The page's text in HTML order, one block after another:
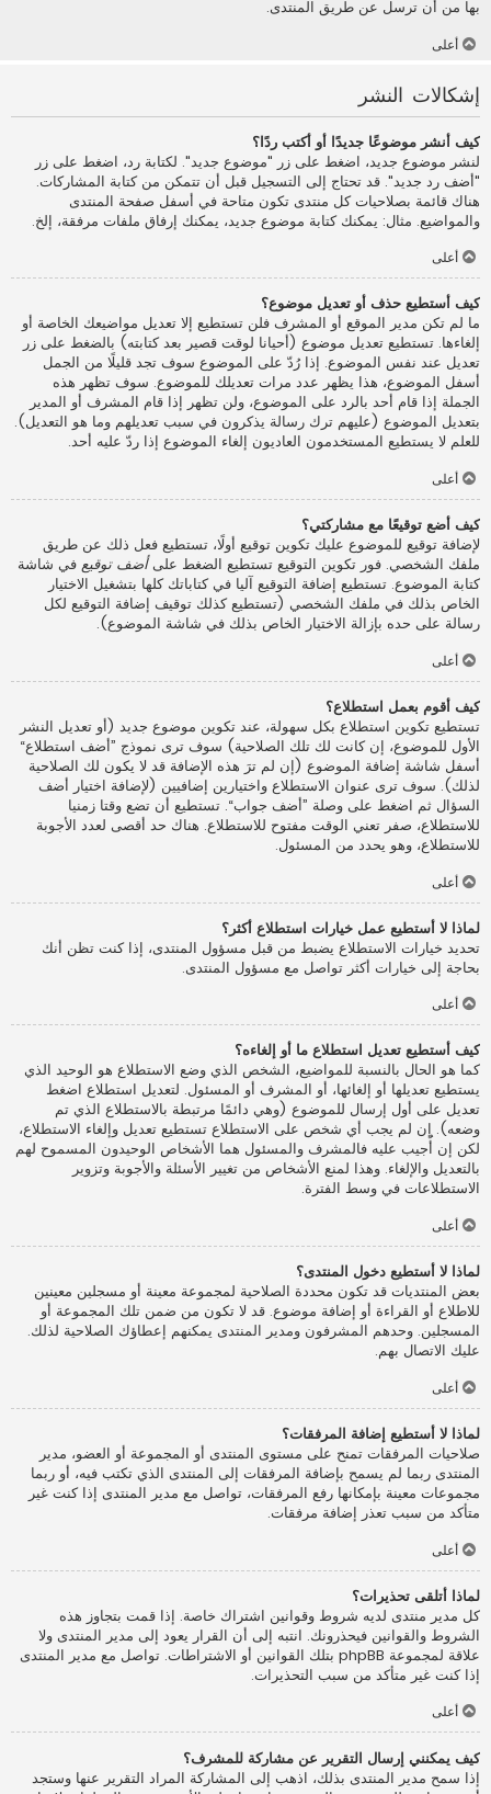
بها من أن ترسل عن طريق المنتدى.
أعلى
إشكالات النشر
كيف أنشر موضوعًا جديدًا أو أكتب ردًا؟
لنشر موضوع جديد، اضغط على زر "موضوع جديد". لكتابة رد، اضغط على زر
"أضف رد جديد". قد تحتاج إلى التسجيل قبل أن تتمكن من كتابة المشاركات.
هناك قائمة بصلاحيات كل منتدى تكون متاحة في أسفل صفحة المنتدى
والمواضيع. مثال: يمكنك كتابة موضوع جديد، يمكنك إرفاق ملفات مرفقة، إلخ.
أعلى
كيف أستطيع حذف أو تعديل موضوع؟
ما لم تكن مدير الموقع أو المشرف فلن تستطيع إلا تعديل مواضيعك الخاصة أو
إلغاءها. تستطيع تعديل موضوع (أحيانا لوقت قصير بعد كتابته) بالضغط على زر
تعديل عند نفس الموضوع. إذا رُدّ على الموضوع سوف تجد قليلًا من الجمل
أسفل الموضوع، هذا يظهر عدد مرات تعديلك للموضوع. سوف تظهر هذه
الجملة إذا قام أحد بالرد على الموضوع، ولن تظهر إذا قام المشرف أو المدير
بتعديل الموضوع (عليهم ترك رسالة يذكرون في سبب تعديلهم وما هو التعديل).
للعلم لا يستطيع المستخدمون العاديون إلغاء الموضوع إذا ردّ عليه أحد.
أعلى
كيف أضع توقيعًا مع مشاركتي؟
لإضافة توقيع للموضوع عليك تكوين توقيع أولًا، تستطيع فعل ذلك عن طريق
ملفك الشخصي. فور تكوين التوقيع تستطيع الضغط علىأضف توقيع في شاشة
كتابة الموضوع. تستطيع إضافة التوقيع آليا في كتاباتك كلها بتشغيل الاختيار
الخاص بذلك في ملفك الشخصي (تستطيع كذلك توقيف إضافة التوقيع لكل
رسالة على حده بإزالة الاختيار الخاص بذلك في شاشة الموضوع).
أعلى
كيف أقوم بعمل استطلاع؟
تستطيع تكوين استطلاع بكل سهولة، عند تكوين موضوع جديد (أو تعديل النشر
الأول للموضوع، إن كانت لك تلك الصلاحية) سوف ترى نموذج ”أضف استطلاع“
أسفل شاشة إضافة الموضوع (إن لم ترَ هذه الإضافة قد لا يكون لك الصلاحية
لذلك). سوف ترى عنوان الاستطلاع واختيارين إضافيين (لإضافة اختيار أضف
السؤال ثم اضغط على وصلة ”أضف جواب“. تستطيع أن تضع وقتا زمنيا
للاستطلاع، صفر تعني الوقت مفتوح للاستطلاع. هناك حد أقصى لعدد الأجوبة
للاستطلاع، وهو يحدد من المسئول.
أعلى
لماذا لا أستطيع عمل خيارات استطلاع أكثر؟
تحديد خيارات الاستطلاع يضبط من قبل مسؤول المنتدى، إذا كنت تظن أنك
بحاجة إلى خيارات أكثر تواصل مع مسؤول المنتدى.
أعلى
كيف أستطيع تعديل استطلاع ما أو إلغاءه؟
كما هو الحال بالنسبة للمواضيع، الشخص الذي وضع الاستطلاع هو الوحيد الذي
يستطيع تعديلها أو إلغائها، أو المشرف أو المسئول. لتعديل استطلاع اضغط
تعديل على أول إرسال للموضوع (وهي دائمًا مرتبطة بالاستطلاع الذي تم
وضعه). إن لم يجب أي شخص على الاستطلاع تستطيع تعديل وإلغاء الاستطلاع،
لكن إن أُجيب عليه فالمشرف والمسئول هما الأشخاص الوحيدون المسموح لهم
بالتعديل والإلغاء. وهذا لمنع الأشخاص من تغيير الأسئلة والأجوبة وتزوير
الاستطلاعات في وسط الفترة.
أعلى
لماذا لا أستطيع دخول المنتدى؟
بعض المنتديات قد تكون محددة الصلاحية لمجموعة معينة أو مسجلين معينين
للاطلاع أو القراءة أو إضافة موضوع. قد لا تكون من ضمن تلك المجموعة أو
المسجلين. وحدهم المشرفون ومدير المنتدى يمكنهم إعطاؤك الصلاحية لذلك.
عليك الاتصال بهم.
أعلى
لماذا لا أستطيع إضافة المرفقات؟
صلاحيات المرفقات تمنح على مستوى المنتدى أو المجموعة أو العضو، مدير
المنتدى ربما لم يسمح بإضافة المرفقات إلى المنتدى الذي تكتب فيه، أو ربما
مجموعات معينة بإمكانها رفع المرفقات، تواصل مع مدير المنتدى إذا كنت غير
متأكد من سبب تعذر إضافة مرفقات.
أعلى
لماذا أتلقى تحذيرات؟
كل مدير منتدى لديه شروط وقوانين اشتراك خاصة. إذا قمت بتجاوز هذه
الشروط والقوانين فيحذرونك. انتبه إلى أن القرار يعود إلى مدير المنتدى ولا
علاقة لمجموعة phpBB بتلك القوانين أو الاشتراطات. تواصل مع مدير المنتدى
إذا كنت غير متأكد من سبب التحذيرات.
أعلى
كيف يمكنني إرسال التقرير عن مشاركة للمشرف؟
إذا سمح مدير المنتدى بذلك، اذهب إلى المشاركة المراد التقرير عنها وستجد